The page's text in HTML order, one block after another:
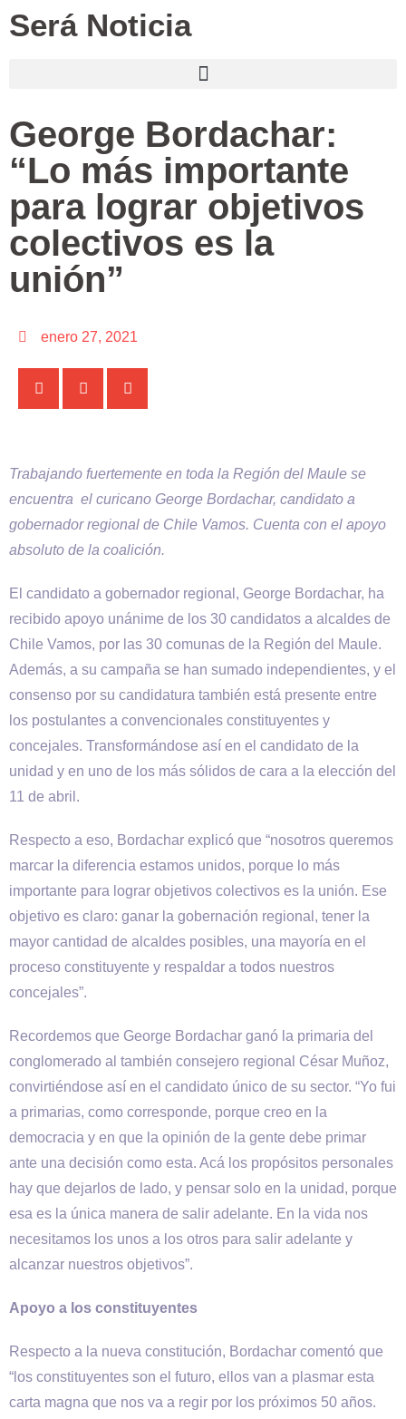
Será Noticia
George Bordachar:
“Lo más importante
para lograr objetivos
colectivos es la
unión”
enero 27, 2021
Trabajando fuertemente en toda la Región del Maule se
encuentra el curicano George Bordachar, candidato a
gobernador regional de Chile Vamos. Cuenta con el apoyo
absoluto de la coalición.
El candidato a gobernador regional, George Bordachar, ha
recibido apoyo unánime de los 30 candidatos a alcaldes de
Chile Vamos, por las 30 comunas de la Región del Maule.
Además, a su campaña se han sumado independientes, y el
consenso por su candidatura también está presente entre
los postulantes a convencionales constituyentes y
concejales. Transformándose así en el candidato de la
unidad y en uno de los más sólidos de cara a la elección del
11 de abril.
Respecto a eso, Bordachar explicó que “nosotros queremos
marcar la diferencia estamos unidos, porque lo más
importante para lograr objetivos colectivos es la unión. Ese
objetivo es claro: ganar la gobernación regional, tener la
mayor cantidad de alcaldes posibles, una mayoría en el
proceso constituyente y respaldar a todos nuestros
concejales”.
Recordemos que George Bordachar ganó la primaria del
conglomerado al también consejero regional César Muñoz,
convirtiéndose así en el candidato único de su sector. “Yo fui
a primarias, como corresponde, porque creo en la
democracia y en que la opinión de la gente debe primar
ante una decisión como esta. Acá los propósitos personales
hay que dejarlos de lado, y pensar solo en la unidad, porque
esa es la única manera de salir adelante. En la vida nos
necesitamos los unos a los otros para salir adelante y
alcanzar nuestros objetivos”.
Apoyo a los constituyentes
Respecto a la nueva constitución, Bordachar comentó que
“los constituyentes son el futuro, ellos van a plasmar esta
carta magna que nos va a regir por los próximos 50 años.